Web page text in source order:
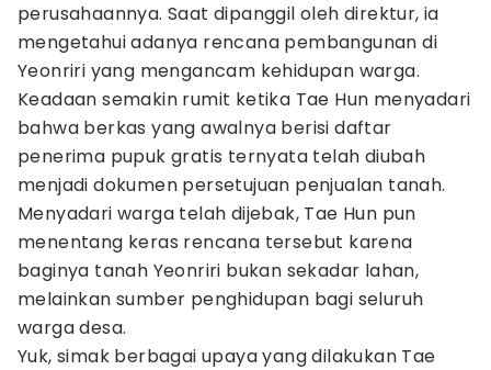
perusahaannya. Saat dipanggil oleh direktur, ia
mengetahui adanya rencana pembangunan di
Yeonriri yang mengancam kehidupan warga.
Keadaan semakin rumit ketika Tae Hun menyadari
bahwa berkas yang awalnya berisi daftar
penerima pupuk gratis ternyata telah diubah
menjadi dokumen persetujuan penjualan tanah.
Menyadari warga telah dijebak, Tae Hun pun
menentang keras rencana tersebut karena
baginya tanah Yeonriri bukan sekadar lahan,
melainkan sumber penghidupan bagi seluruh
warga desa.
Yuk, simak berbagai upaya yang dilakukan Tae